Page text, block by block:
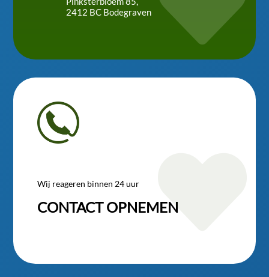
2412 BC Bodegraven
Wij reageren binnen 24 uur
CONTACT OPNEMEN